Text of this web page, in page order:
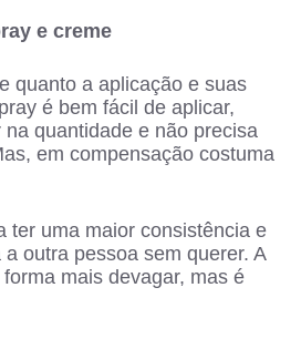
e creme
quanto a aplicação e suas
é bem fácil de aplicar,
quantidade e não precisa
em compensação costuma
ter uma maior consistência e
outra pessoa sem querer. A
mais devagar, mas é